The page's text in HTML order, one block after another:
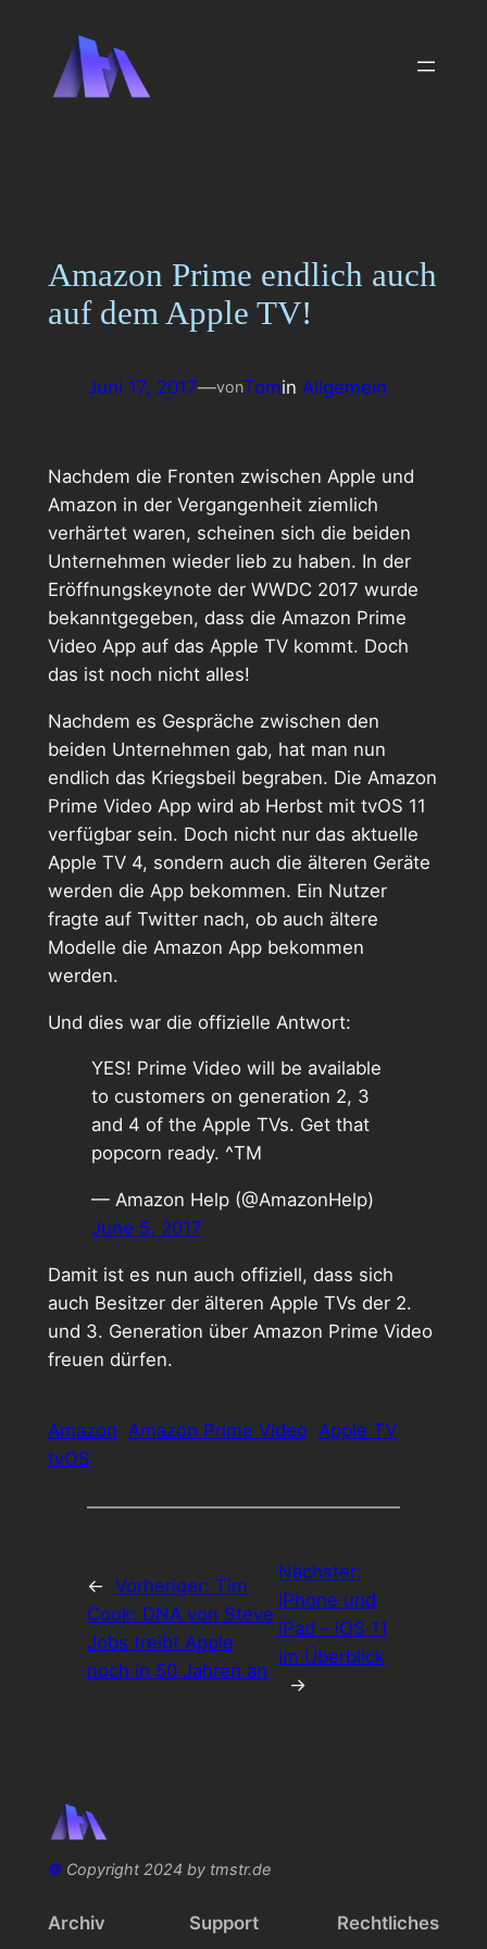
springen
Amazon Prime endlich auch
auf dem Apple TV!
Juni 17, 2017—vonTomin Allgemein
Nachdem die Fronten zwischen Apple und
Amazon in der Vergangenheit ziemlich
verhärtet waren, scheinen sich die beiden
Unternehmen wieder lieb zu haben. In der
Eröffnungskeynote der WWDC 2017 wurde
bekanntgegeben, dass die Amazon Prime
Video App auf das Apple TV kommt. Doch
das ist noch nicht alles!
Nachdem es Gespräche zwischen den
beiden Unternehmen gab, hat man nun
endlich das Kriegsbeil begraben. Die Amazon
Prime Video App wird ab Herbst mit tvOS 11
verfügbar sein. Doch nicht nur das aktuelle
Apple TV 4, sondern auch die älteren Geräte
werden die App bekommen. Ein Nutzer
fragte auf Twitter nach, ob auch ältere
Modelle die Amazon App bekommen
werden.
Und dies war die offizielle Antwort:
YES! Prime Video will be available
to customers on generation 2, 3
and 4 of the Apple TVs. Get that
popcorn ready. ^TM
— Amazon Help (@AmazonHelp)
June 5, 2017
Damit ist es nun auch offiziell, dass sich
auch Besitzer der älteren Apple TVs der 2.
und 3. Generation über Amazon Prime Video
freuen dürfen.
Amazon Amazon Prime Video Apple TV
tvOS
← Vorheriger: Tim
Cook: DNA von Steve
Jobs treibt Apple
noch in 50 Jahren an
Nächster:
iPhone und
iPad – iOS 11
im Überblick
→
©Copyright 2024 by tmstr.de
Archiv Support Rechtliches